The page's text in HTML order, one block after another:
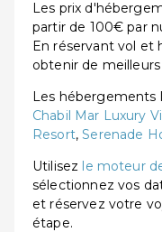
Les prix
partir de 100€ par
En réservant vol et
obtenir de meilleurs
Les hébergements
Chabil Mar Luxury
Resort,Serenade
Utilisez le moteur
sélectionnez vos
et réservez votre
étape.